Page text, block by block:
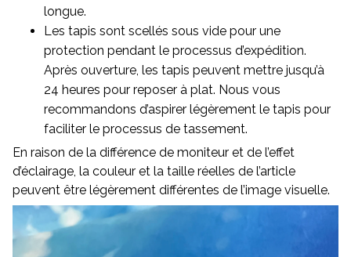
longue.
Les tapis sont scellés sous vide pour une
protection pendant le processus d’expédition.
Après ouverture, les tapis peuvent mettre jusqu’à
24 heures pour reposer à plat. Nous vous
recommandons d’aspirer légèrement le tapis pour
faciliter le processus de tassement.
En raison de la différence de moniteur et de l’effet
d’éclairage, la couleur et la taille réelles de l’article
peuvent être légèrement différentes de l’image visuelle.